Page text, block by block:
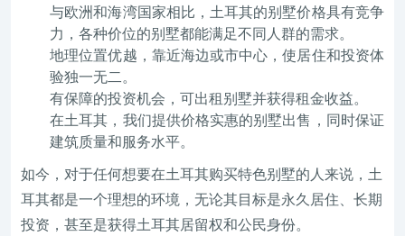
与欧洲和海湾国家相比，土耳其的别墅价格具有竞争
力，各种价位的别墅都能满足不同人群的需求。
地理位置优越，靠近海边或市中心，使居住和投资体
验独一无二。
有保障的投资机会，可出租别墅并获得租金收益。
在土耳其，我们提供价格实惠的别墅出售，同时保证
建筑质量和服务水平。
如今，对于任何想要在土耳其购买特色别墅的人来说，土
耳其都是一个理想的环境，无论其目标是永久居住、长期
投资，甚至是获得土耳其居留权和公民身份。